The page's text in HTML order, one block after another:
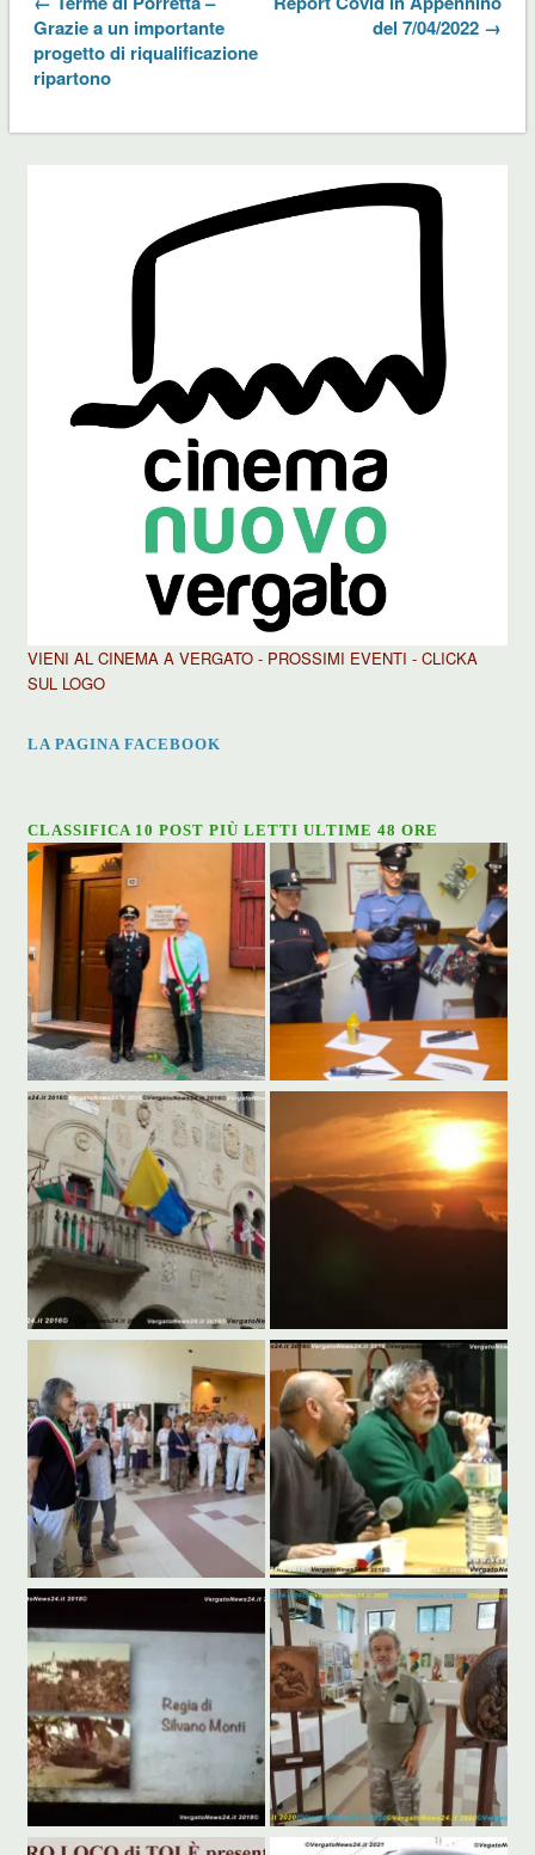
Grazie a un importante
progetto di riqualificazione
ripartono
del 7/04/2022 →
VIENI AL CINEMA A VERGATO - PROSSIMI EVENTI - CLICKA
SUL LOGO
LA PAGINA FACEBOOK
CLASSIFICA 10 POST PIÙ LETTI ULTIME 48 ORE